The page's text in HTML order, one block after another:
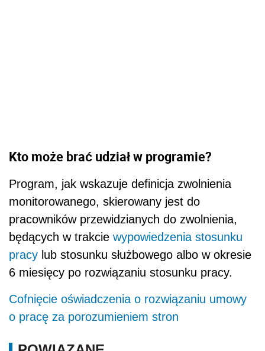
Kto może brać udział w programie?
Program, jak wskazuje definicja zwolnienia
monitorowanego, skierowany jest do
pracowników przewidzianych do zwolnienia,
będących w trakcie wypowiedzenia stosunku
pracy lub stosunku służbowego albo w okresie
6 miesięcy po rozwiązaniu stosunku pracy.
Cofnięcie oświadczenia o rozwiązaniu umowy
o pracę za porozumieniem stron